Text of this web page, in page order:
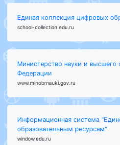
Единая коллекция цифровых
school-collection.edu.ru
Министерство науки и высшего
Федерации
www.minobrnauki.gov.ru
Информационная система
образовательным ресурсам"
window.edu.ru